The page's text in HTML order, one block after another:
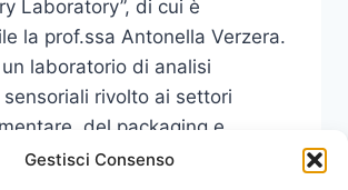
Gestisci Consenso
Laboratory”, di cui è
la prof.ssa Antonella Verzera.
laboratorio di analisi
sensoriali rivolto ai settori
del packaging e
.